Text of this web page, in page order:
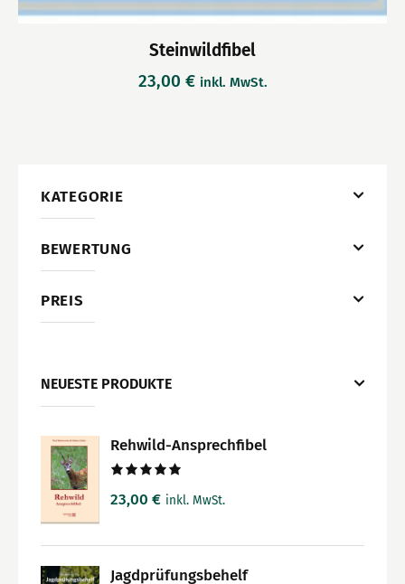
Steinwildfibel
23,00 € inkl. MwSt.
KATEGORIE
BEWERTUNG
PREIS
NEUESTE PRODUKTE
Rehwild-Ansprechfibel
mit5.00
23,00 € inkl. MwSt.
Jagdprüfungsbehelf